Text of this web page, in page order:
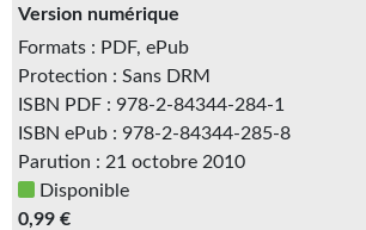
Kvasar
Pulps
Wotan
Étoiles vives
Yellow Submarine
Version numérique
Formats : PDF, ePub
Protection : Sans DRM
ISBN PDF : 978-2-84344-284-1
ISBN ePub : 978-2-84344-285-8
Parution : 21 octobre 2010
Disponible
0,99 €